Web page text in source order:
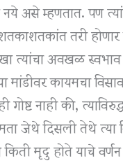
असे म्हणतात. पण
तरी होणार
त्यांचा अवखळ
मांडीवर कायमचा
नाही की,
जेथे दिसली तेथे त्या
मृदु होते याचे